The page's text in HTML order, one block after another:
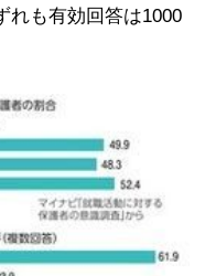
れも有効回答は1000